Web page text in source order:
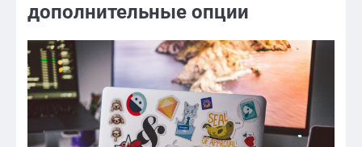
дополнительные опции